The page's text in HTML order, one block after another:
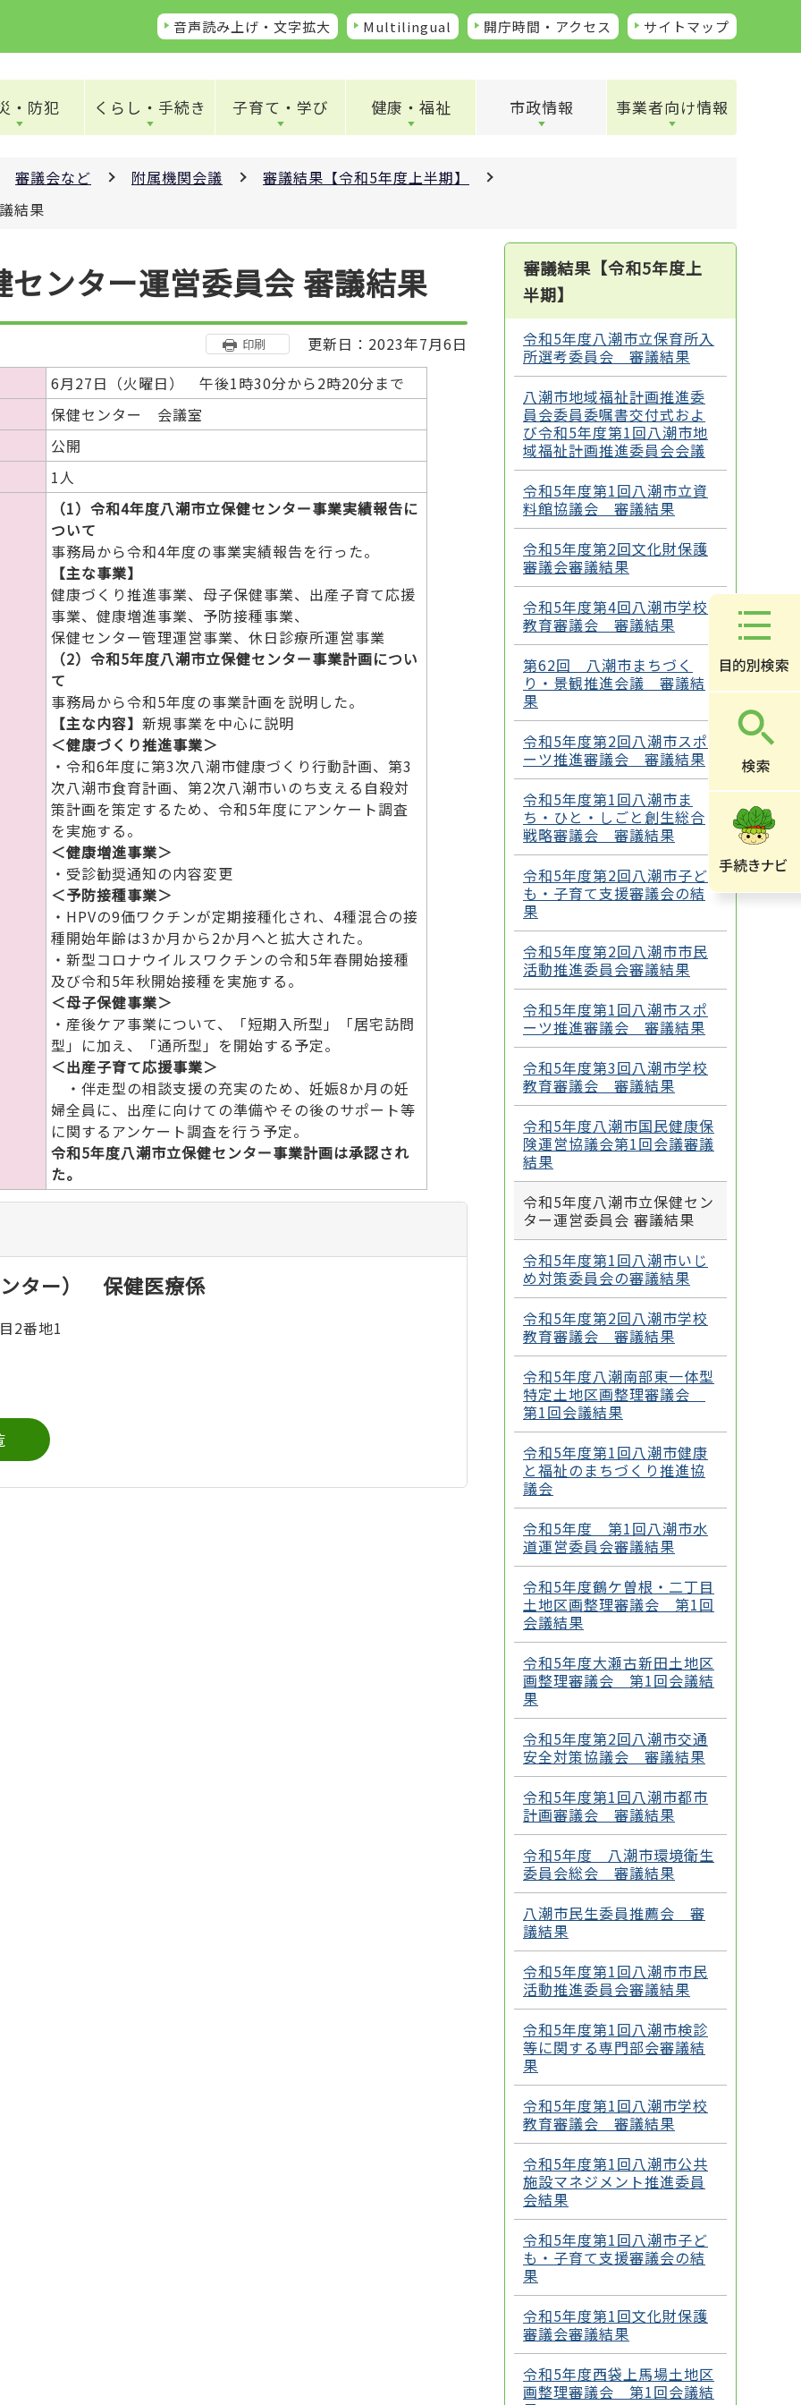
音声読み上げ・文字拡大 Multilingual 開庁時間・アクセス サイトマップ
・防犯 くらし・手続き 子育て・学び 健康・福祉 市政情報 事業者向け情報
審議会など 附属機関会議
審議結果【令和5年度上半期】
結果
ンター運営委員会 審議結果
印刷
更新日：2023年7月6日
6月27日（火曜日） 午後1時30分から2時20分まで
保健センター 会議室
公開
1人
（1）令和4年度八潮市立保健センター事業実績報告に
ついて
事務局から令和4年度の事業実績報告を行った。
【主な事業】
健康づくり推進事業、母子保健事業、出産子育て応援
事業、健康増進事業、予防接種事業、
保健センター管理運営事業、休日診療所運営事業
（2）令和5年度八潮市立保健センター事業計画につい
て
事務局から令和5年度の事業計画を説明した。
【主な内容】 新規事業を中心に説明
＜健康づくり推進事業＞
・令和6年度に第3次八潮市健康づくり行動計画、第3
次八潮市食育計画、第2次八潮市いのち支える自殺対
策計画を策定するため、令和5年度にアンケート調査
を実施する。
＜健康増進事業＞
・受診勧奨通知の内容変更
＜予防接種事業＞
・HPVの9価ワクチンが定期接種化され、4種混合の接
種開始年齢は3か月から2か月へと拡大された。
・新型コロナウイルスワクチンの令和5年春開始接種
及び令和5年秋開始接種を実施する。
＜母子保健事業＞
・産後ケア事業について、「短期入所型」「居宅訪問
型」に加え、「通所型」を開始する予定。
＜出産子育て応援事業＞
・伴走型の相談支援の充実のため、妊娠8か月の妊
婦全員に、出産に向けての準備やその後のサポート等
に関するアンケート調査を行う予定。
令和5年度八潮市立保健センター事業計画は承認され
た。
ター） 保健医療係
2番地1
審議結果【令和5年度上
半期】
令和5年度八潮市立保育所入
所選考委員会 審議結果
八潮市地域福祉計画推進委
員会委員委嘱書交付式およ
び令和5年度第1回八潮市地
域福祉計画推進委員会会議
令和5年度第1回八潮市立資
料館協議会 審議結果
令和5年度第2回文化財保護
審議会審議結果
令和5年度第4回八潮市学校
教育審議会 審議結果
第62回 八潮市まちづく
り・景観推進会議 審議結
果
令和5年度第2回八潮市スポ
ーツ推進審議会 審議結果
令和5年度第1回八潮市ま
ち・ひと・しごと創生総合
戦略審議会 審議結果
令和5年度第2回八潮市子ど
も・子育て支援審議会の結
果
令和5年度第2回八潮市市民
活動推進委員会審議結果
令和5年度第1回八潮市スポ
ーツ推進審議会 審議結果
令和5年度第3回八潮市学校
教育審議会 審議結果
令和5年度八潮市国民健康保
険運営協議会第1回会議審議
結果
令和5年度八潮市立保健セン
ター運営委員会 審議結果
令和5年度第1回八潮市いじ
め対策委員会の審議結果
令和5年度第2回八潮市学校
教育審議会 審議結果
令和5年度八潮南部東一体型
特定土地区画整理審議会
第1回会議結果
令和5年度第1回八潮市健康
と福祉のまちづくり推進協
議会
令和5年度 第1回八潮市水
道運営委員会審議結果
令和5年度鶴ケ曽根・二丁目
土地区画整理審議会 第1回
会議結果
令和5年度大瀬古新田土地区
画整理審議会 第1回会議結
果
令和5年度第2回八潮市交通
安全対策協議会 審議結果
令和5年度第1回八潮市都市
計画審議会 審議結果
令和5年度 八潮市環境衛生
委員会総会 審議結果
八潮市民生委員推薦会 審
議結果
令和5年度第1回八潮市市民
活動推進委員会審議結果
令和5年度第1回八潮市検診
等に関する専門部会審議結
果
令和5年度第1回八潮市学校
教育審議会 審議結果
令和5年度第1回八潮市公共
施設マネジメント推進委員
会結果
令和5年度第1回八潮市子ど
も・子育て支援審議会の結
果
令和5年度第1回文化財保護
審議会審議結果
令和5年度西袋上馬場土地区
画整理審議会 第1回会議結